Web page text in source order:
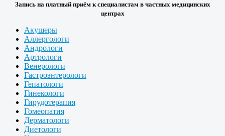
Запись на платный приём к специалистам в частных медицинских
центрах
Акушеры
Аллергологи
Андрологи
Артрологи
Венерологи
Гастроэнтерологи
Гепатологи
Гинекологи
Гирудотерапия
Гомеопатия
Дерматологи
Диетологи